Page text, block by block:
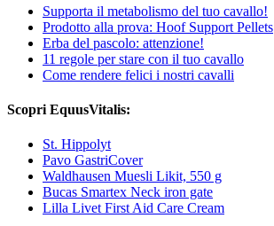
Supporta il metabolismo del tuo cavallo!
Prodotto alla prova: Hoof Support Pellets
Erba del pascolo: attenzione!
11 regole per stare con il tuo cavallo
Come rendere felici i nostri cavalli
Scopri EquusVitalis:
St. Hippolyt
Pavo GastriCover
Waldhausen Muesli Likit, 550 g
Bucas Smartex Neck iron gate
Lilla Livet First Aid Care Cream